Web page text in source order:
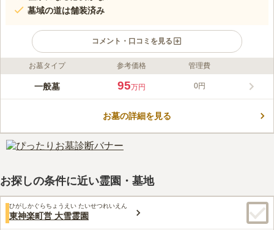
墓域の道は舗装済み
コメント・口コミを見る
ライフドット編集部のコメント
旭川空港線沿いにある町営霊園です。 「大雪霊園」の隣にあ
おり、十分なスペースが確保されているので人が多い時期でも大
ことができるのも嬉しいポイントと言えます。
口コミ評価
お墓タイプ 参考価格 管理費
一般墓 95万円 0円
お墓の詳細を見る
お探しの条件に近い霊園・墓地
ひがしかぐらちょうえい たいせつれいえん
東神楽町営 大雪霊園